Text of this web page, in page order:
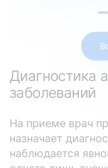
Диагностика
заболеваний
На приеме врач
назначает
наблюдается